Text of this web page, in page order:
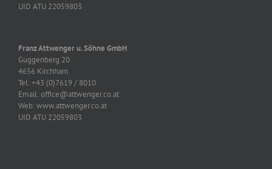
UID ATU 22059803
Franz Attwenger u. Söhne GmbH
Guggenberg 20
4656 Kirchham
Tel: +43 (0)7619 / 8010
Email: office@attwenger.co.at
Web: www.attwenger.co.at
UID ATU 22059803